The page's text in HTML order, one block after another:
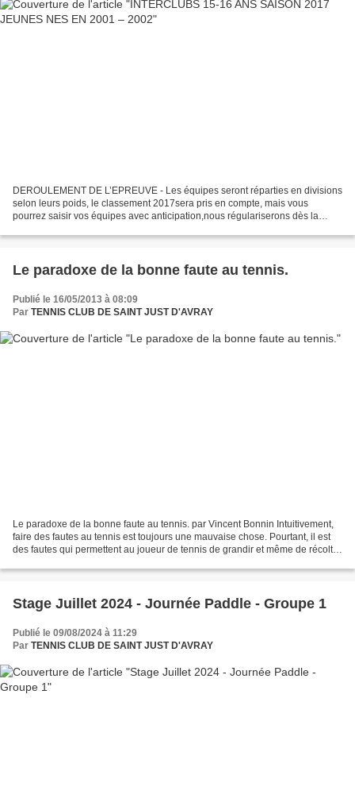
DEROULEMENT DE L’EPREUVE - Les équipes seront réparties en divisions
selon leurs poids, le classement 2017sera pris en compte, mais vous
pourrez saisir vos équipes avec anticipation,nous régulariserons dès la
Le paradoxe de la bonne faute au tennis.
Publié le 16/05/2013 à 08:09
Par TENNIS CLUB DE SAINT JUST D'AVRAY
Le paradoxe de la bonne faute au tennis. par Vincent Bonnin Intuitivement,
faire des fautes au tennis est toujours une mauvaise chose. Pourtant, il est
des fautes qui permettent au joueur de tennis de grandir et même de récolter
Stage Juillet 2024 - Journée Paddle - Groupe 1
Publié le 09/08/2024 à 11:29
Par TENNIS CLUB DE SAINT JUST D'AVRAY